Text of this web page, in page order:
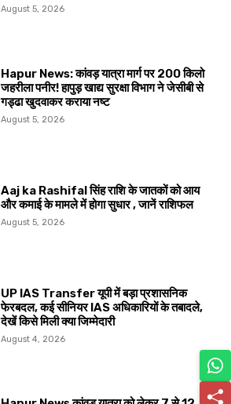
August 5, 2026
Hapur News: कांवड़ यात्रा मार्ग पर 200 किलो
जहरीला पनीर! हापुड़ खाद्य सुरक्षा विभाग ने जेसीबी से
गड्ढा खुदवाकर कराया नष्ट
August 5, 2026
Aaj ka Rashifal सिंह राशि के जातकों को आय
और कमाई के मामले में होगा सुधार , जानें राशिफल
August 5, 2026
UP IAS Transfer यूपी में बड़ा प्रशासनिक
फेरबदल, कई सीनियर IAS अधिकारियों के तबादले,
देखें किसे मिली क्या जिम्मेदारी
August 4, 2026